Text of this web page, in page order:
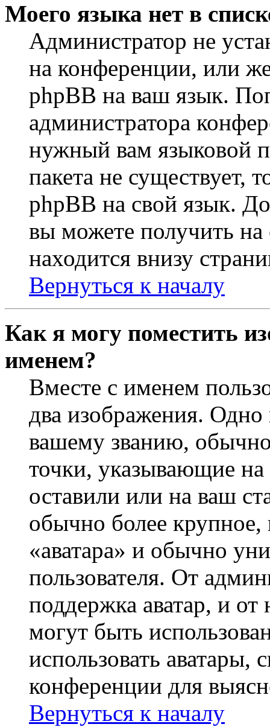
Моего языка нет в
Администратор не
на конференции, или
phpBB на ваш язык.
администратора
нужный вам языковой
пакета не существует,
phpBB на свой язык.
вы можете получить на
находится внизу
Вернуться к началу
Как я могу поместить
именем?
Вместе с именем
два изображения.
вашему званию, обычно
точки, указывающие
оставили или на ваш
обычно более крупное,
«аватара» и обычно
пользователя. От
поддержка аватар, и от
могут быть
использовать аватары,
конференции для
Вернуться к началу